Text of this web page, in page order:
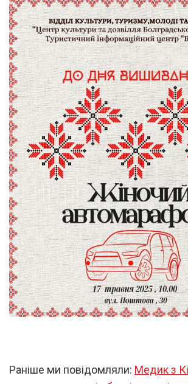
Раніше ми повідомляли: Медик з